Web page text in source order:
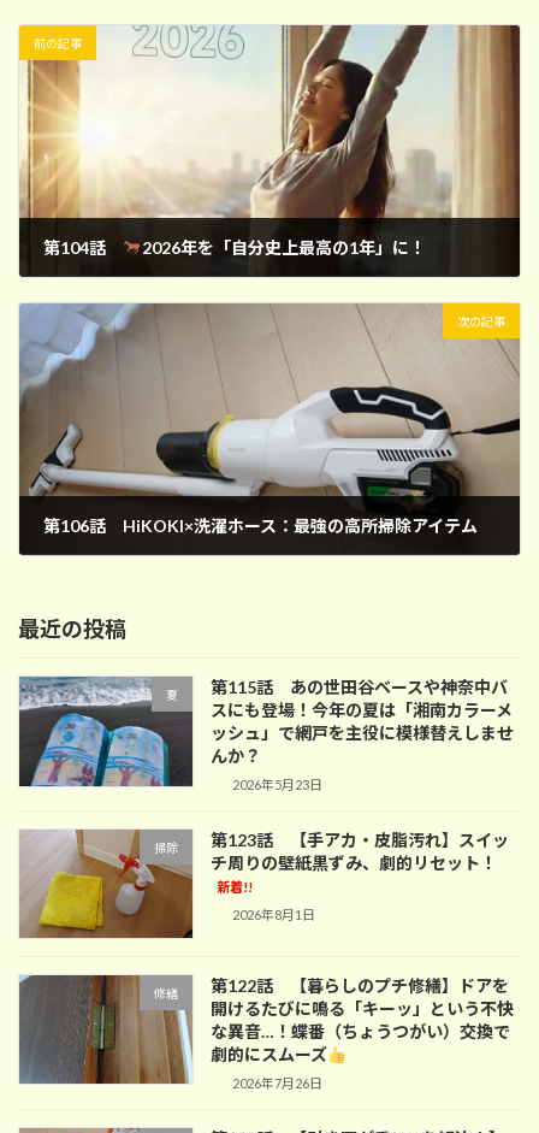
前の記事
第104話 2026年を「自分史上最高の1年」に！
次の記事
第106話 HiKOKI×洗濯ホース：最強の高所掃除アイテム
最近の投稿
夏
第115話 あの世田谷ベースや神奈中バ
スにも登場！今年の夏は「湘南カラーメ
ッシュ」で網戸を主役に模様替えしませ
んか？
2026年5月23日
掃除
第123話 【手アカ・皮脂汚れ】スイッ
チ周りの壁紙黒ずみ、劇的リセット！
新着!!
2026年8月1日
修繕
第122話 【暮らしのプチ修繕】ドアを
開けるたびに鳴る「キーッ」という不快
な異音…！蝶番（ちょうつがい）交換で
劇的にスムーズ
2026年7月26日